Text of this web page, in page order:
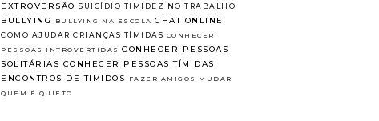
EXTROVERSÃO SUICÍDIO TIMIDEZ NO TRABALHO
BULLYING BULLYING NA ESCOLA CHAT ONLINE
COMO AJUDAR CRIANÇAS TÍMIDAS CONHECER
PESSOAS INTROVERTIDAS CONHECER PESSOAS
SOLITÁRIAS CONHECER PESSOAS TÍMIDAS
ENCONTROS DE TÍMIDOS
FAZER AMIGOS
MUDAR
QUEM É QUIETO